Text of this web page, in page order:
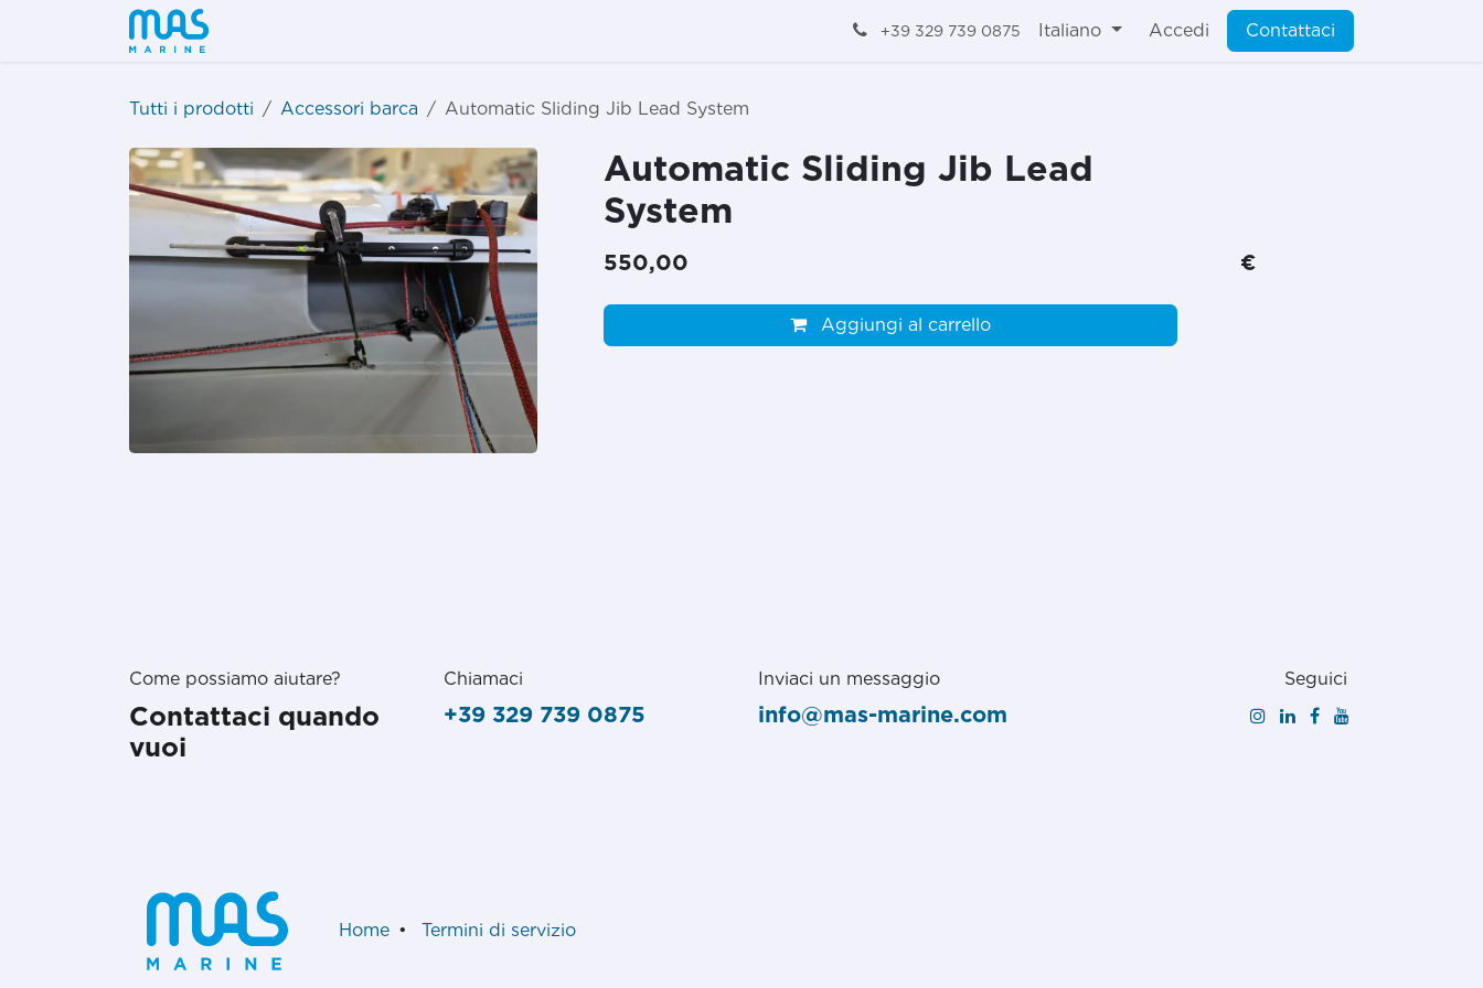
Passa al contenuto
+39 329 739 0875 Italiano Accedi Contattaci
Tutti i prodotti Accessori barca Automatic Sliding Jib Lead System
Automatic Sliding Jib Lead
System
550,00 €
Aggiungi al carrello
Come possiamo aiutare?
Contattaci quando
vuoi
Chiamaci
+39 329 739 0875
Inviaci un messaggio
info@mas-marine.com
Seguici
Home • Termini di servizio